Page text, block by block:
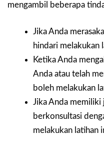
mengambil beberapa
Jika Anda
hindari melakukan
Ketika Anda
Anda atau telah
boleh melakukan
Jika Anda memiliki
berkonsultasi
melakukan latihan